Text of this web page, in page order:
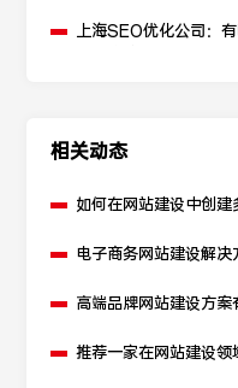
上海SEO优化公司：
相关动态
如何在网站建设中创建
电子商务网站建设解决
高端品牌网站建设方案
推荐一家在网站建设领